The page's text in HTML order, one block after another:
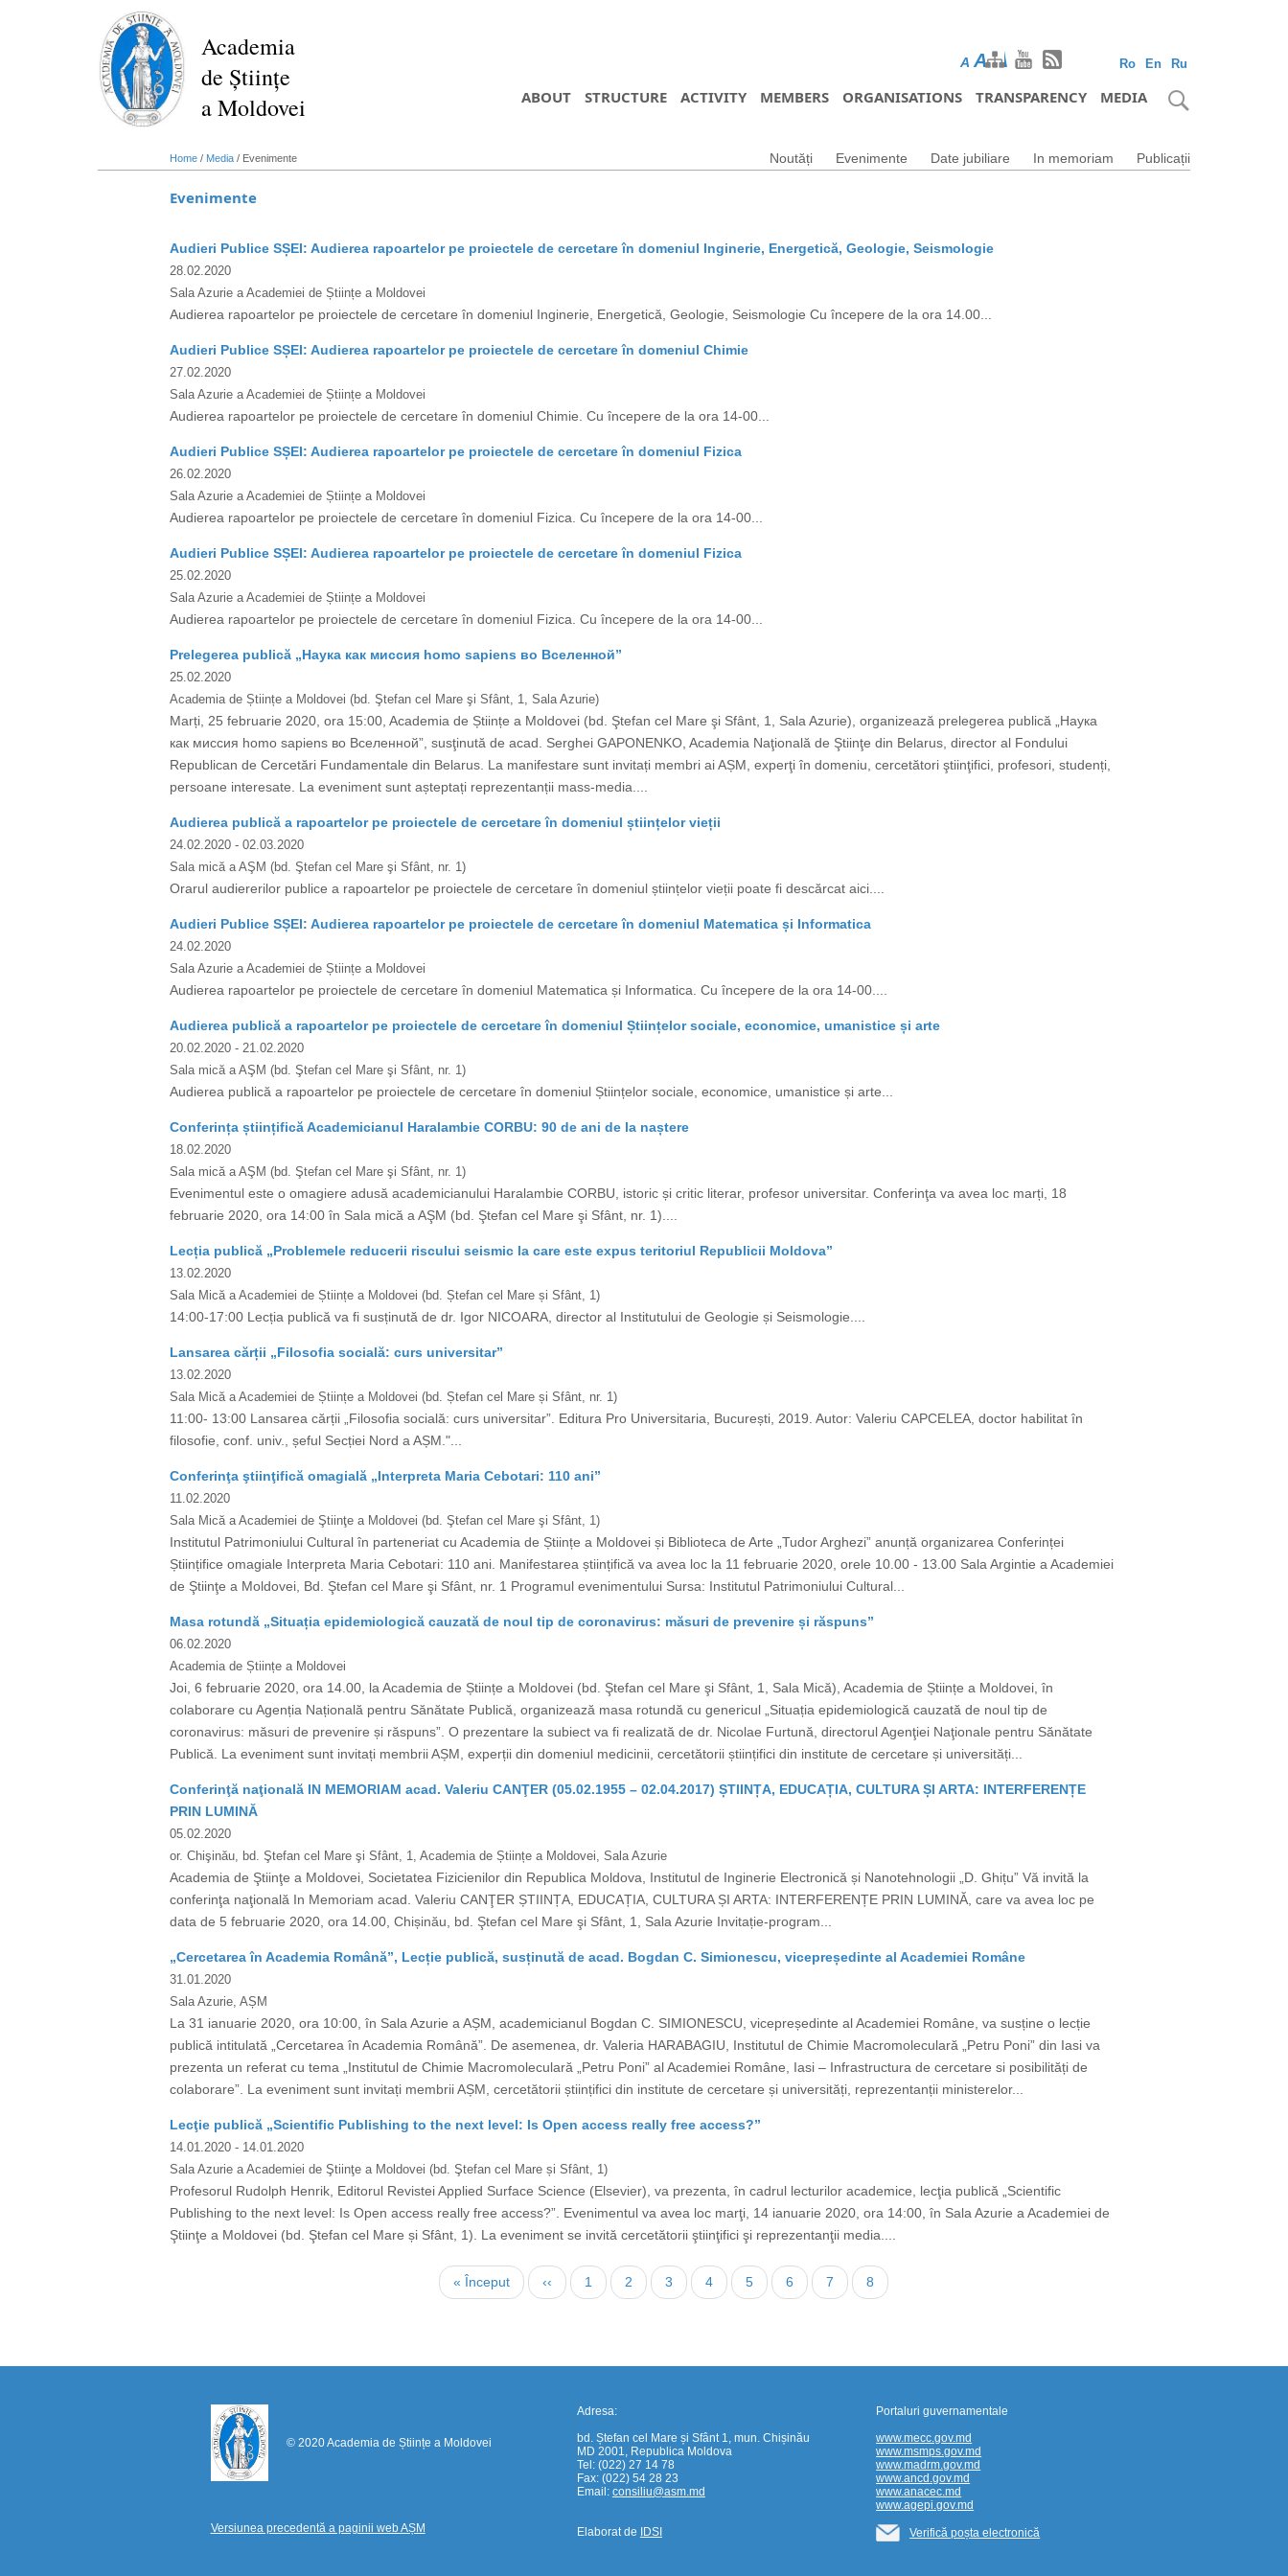
Academia
de Științe
a Moldovei
Ro En Ru
A AA
ABOUT STRUCTURE ACTIVITY MEMBERS ORGANISATIONS TRANSPARENCY MEDIA
Home / Media / Evenimente Noutăți Evenimente Date jubiliare In memoriam Publicații
Evenimente
Audieri Publice SȘEI: Audierea rapoartelor pe proiectele de cercetare în domeniul Inginerie, Energetică, Geologie, Seismologie
28.02.2020
Sala Azurie a Academiei de Științe a Moldovei
Audierea rapoartelor pe proiectele de cercetare în domeniul Inginerie, Energetică, Geologie, Seismologie Cu începere de la ora 14.00...
Audieri Publice SȘEI: Audierea rapoartelor pe proiectele de cercetare în domeniul Chimie
27.02.2020
Sala Azurie a Academiei de Științe a Moldovei
Audierea rapoartelor pe proiectele de cercetare în domeniul Chimie. Cu începere de la ora 14-00...
Audieri Publice SȘEI: Audierea rapoartelor pe proiectele de cercetare în domeniul Fizica
26.02.2020
Sala Azurie a Academiei de Științe a Moldovei
Audierea rapoartelor pe proiectele de cercetare în domeniul Fizica. Cu începere de la ora 14-00...
Audieri Publice SȘEI: Audierea rapoartelor pe proiectele de cercetare în domeniul Fizica
25.02.2020
Sala Azurie a Academiei de Științe a Moldovei
Audierea rapoartelor pe proiectele de cercetare în domeniul Fizica. Cu începere de la ora 14-00...
Prelegerea publică „Наука как миссия homo sapiens во Вселенной”
25.02.2020
Academia de Științe a Moldovei (bd. Ştefan cel Mare şi Sfânt, 1, Sala Azurie)
Marți, 25 februarie 2020, ora 15:00, Academia de Științe a Moldovei (bd. Ştefan cel Mare şi Sfânt, 1, Sala Azurie), organizează prelegerea publică „Наука
как миссия homo sapiens во Вселенной”, susţinută de acad. Serghei GAPONENKO, Academia Naţională de Ştiinţe din Belarus, director al Fondului
Republican de Cercetări Fundamentale din Belarus. La manifestare sunt invitați membri ai AȘM, experţi în domeniu, cercetători ştiinţifici, profesori, studenți,
persoane interesate. La eveniment sunt așteptați reprezentanții mass-media....
Audierea publică a rapoartelor pe proiectele de cercetare în domeniul științelor vieții
24.02.2020 - 02.03.2020
Sala mică a AŞM (bd. Ştefan cel Mare şi Sfânt, nr. 1)
Orarul audiererilor publice a rapoartelor pe proiectele de cercetare în domeniul științelor vieții poate fi descărcat aici....
Audieri Publice SȘEI: Audierea rapoartelor pe proiectele de cercetare în domeniul Matematica și Informatica
24.02.2020
Sala Azurie a Academiei de Științe a Moldovei
Audierea rapoartelor pe proiectele de cercetare în domeniul Matematica și Informatica. Cu începere de la ora 14-00....
Audierea publică a rapoartelor pe proiectele de cercetare în domeniul Științelor sociale, economice, umanistice și arte
20.02.2020 - 21.02.2020
Sala mică a AŞM (bd. Ştefan cel Mare şi Sfânt, nr. 1)
Audierea publică a rapoartelor pe proiectele de cercetare în domeniul Științelor sociale, economice, umanistice și arte...
Conferința științifică Academicianul Haralambie CORBU: 90 de ani de la naștere
18.02.2020
Sala mică a AŞM (bd. Ştefan cel Mare şi Sfânt, nr. 1)
Evenimentul este o omagiere adusă academicianului Haralambie CORBU, istoric și critic literar, profesor universitar. Conferinţa va avea loc marți, 18
februarie 2020, ora 14:00 în Sala mică a AŞM (bd. Ştefan cel Mare şi Sfânt, nr. 1)....
Lecția publică „Problemele reducerii riscului seismic la care este expus teritoriul Republicii Moldova”
13.02.2020
Sala Mică a Academiei de Științe a Moldovei (bd. Ștefan cel Mare și Sfânt, 1)
14:00-17:00 Lecția publică va fi susținută de dr. Igor NICOARA, director al Institutului de Geologie și Seismologie....
Lansarea cărții „Filosofia socială: curs universitar”
13.02.2020
Sala Mică a Academiei de Științe a Moldovei (bd. Ștefan cel Mare și Sfânt, nr. 1)
11:00- 13:00 Lansarea cărții „Filosofia socială: curs universitar”. Editura Pro Universitaria, București, 2019. Autor: Valeriu CAPCELEA, doctor habilitat în
filosofie, conf. univ., șeful Secției Nord a AȘM."...
Conferinţa ştiinţifică omagială „Interpreta Maria Cebotari: 110 ani”
11.02.2020
Sala Mică a Academiei de Ştiinţe a Moldovei (bd. Ştefan cel Mare şi Sfânt, 1)
Institutul Patrimoniului Cultural în parteneriat cu Academia de Științe a Moldovei și Biblioteca de Arte „Tudor Arghezi” anunță organizarea Conferinței
Științifice omagiale Interpreta Maria Cebotari: 110 ani. Manifestarea științifică va avea loc la 11 februarie 2020, orele 10.00 - 13.00 Sala Argintie a Academiei
de Ştiinţe a Moldovei, Bd. Ştefan cel Mare şi Sfânt, nr. 1 Programul evenimentului Sursa: Institutul Patrimoniului Cultural...
Masa rotundă „Situația epidemiologică cauzată de noul tip de coronavirus: măsuri de prevenire și răspuns”
06.02.2020
Academia de Științe a Moldovei
Joi, 6 februarie 2020, ora 14.00, la Academia de Științe a Moldovei (bd. Ştefan cel Mare şi Sfânt, 1, Sala Mică), Academia de Științe a Moldovei, în
colaborare cu Agenția Națională pentru Sănătate Publică, organizează masa rotundă cu genericul „Situația epidemiologică cauzată de noul tip de
coronavirus: măsuri de prevenire și răspuns”. O prezentare la subiect va fi realizată de dr. Nicolae Furtună, directorul Agenţiei Naţionale pentru Sănătate
Publică. La eveniment sunt invitați membrii AȘM, experții din domeniul medicinii, cercetătorii științifici din institute de cercetare și universități...
Conferinţă naţională IN MEMORIAM acad. Valeriu CANŢER (05.02.1955 – 02.04.2017) ȘTIINȚA, EDUCAȚIA, CULTURA ȘI ARTA: INTERFERENȚE
PRIN LUMINĂ
05.02.2020
or. Chişinău, bd. Ştefan cel Mare şi Sfânt, 1, Academia de Științe a Moldovei, Sala Azurie
Academia de Ştiinţe a Moldovei, Societatea Fizicienilor din Republica Moldova, Institutul de Inginerie Electronică și Nanotehnologii „D. Ghițu” Vă invită la
conferinţa naţională In Memoriam acad. Valeriu CANŢER ȘTIINȚA, EDUCAȚIA, CULTURA ȘI ARTA: INTERFERENȚE PRIN LUMINĂ, care va avea loc pe
data de 5 februarie 2020, ora 14.00, Chișinău, bd. Ştefan cel Mare şi Sfânt, 1, Sala Azurie Invitație-program...
„Cercetarea în Academia Română”, Lecție publică, susținută de acad. Bogdan C. Simionescu, vicepreședinte al Academiei Române
31.01.2020
Sala Azurie, AȘM
La 31 ianuarie 2020, ora 10:00, în Sala Azurie a AȘM, academicianul Bogdan C. SIMIONESCU, vicepreședinte al Academiei Române, va susține o lecție
publică intitulată „Cercetarea în Academia Română”. De asemenea, dr. Valeria HARABAGIU, Institutul de Chimie Macromoleculară „Petru Poni” din Iasi va
prezenta un referat cu tema „Institutul de Chimie Macromoleculară „Petru Poni” al Academiei Române, Iasi – Infrastructura de cercetare si posibilități de
colaborare”. La eveniment sunt invitați membrii AȘM, cercetătorii științifici din institute de cercetare și universități, reprezentanții ministerelor...
Lecţie publică „Scientific Publishing to the next level: Is Open access really free access?”
14.01.2020 - 14.01.2020
Sala Azurie a Academiei de Ştiinţe a Moldovei (bd. Ştefan cel Mare și Sfânt, 1)
Profesorul Rudolph Henrik, Editorul Revistei Applied Surface Science (Elsevier), va prezenta, în cadrul lecturilor academice, lecţia publică „Scientific
Publishing to the next level: Is Open access really free access?”. Evenimentul va avea loc marţi, 14 ianuarie 2020, ora 14:00, în Sala Azurie a Academiei de
Ştiinţe a Moldovei (bd. Ştefan cel Mare și Sfânt, 1). La eveniment se invită cercetătorii ştiinţifici şi reprezentanţii media....
First
page
« Început
Previous
page
‹‹ Page
1 Page
2 Page
3 Page
4 Page
5 Page
6 Page
7
Current
page
8
© 2020 Academia de Științe a Moldovei
Versiunea precedentă a paginii web AȘM
Adresa:
bd. Ștefan cel Mare și Sfânt 1, mun. Chișinău
MD 2001, Republica Moldova
Tel: (022) 27 14 78
Fax: (022) 54 28 23
Email: consiliu@asm.md
Elaborat de IDSI
Portaluri guvernamentale
www.mecc.gov.md
www.msmps.gov.md
www.madrm.gov.md
www.ancd.gov.md
www.anacec.md
www.agepi.gov.md
Verifică poșta electronică